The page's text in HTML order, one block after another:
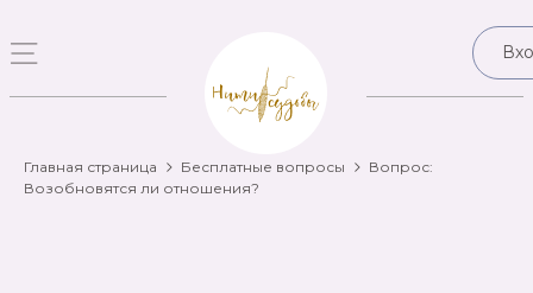
Главная страница Бесплатные вопросы
Вопрос:
Возобновятся ли отношения?